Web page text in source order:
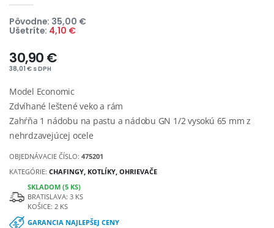
Pôvodne: 35,00 €
Ušetríte: 4,10 €
30,90 €
38,01 € s DPH
Model Economic
Zdvíhané leštené veko a rám
Zahŕňa 1 nádobu na pastu a nádobu GN 1/2 vysokú 65 mm z
nehrdzavejúcej ocele
OBJEDNÁVACIE ČÍSLO:475201
KATEGÓRIE:CHAFINGY, KOTLÍKY, OHRIEVAČE
SKLADOM (5 KS)
BRATISLAVA: 3 KS
KOŠICE: 2 KS
GARANCIA NAJLEPŠEJ CENY